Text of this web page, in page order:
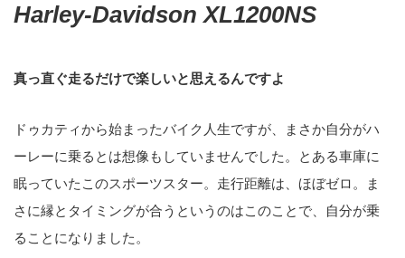
Harley-Davidson XL1200NS
真っ直ぐ走るだけで楽しいと思えるんですよ
ドゥカティから始まったバイク人生ですが、まさか自分がハ
ーレーに乗るとは想像もしていませんでした。とある車庫に
眠っていたこのスポーツスター。走行距離は、ほぼゼロ。ま
さに縁とタイミングが合うというのはこのことで、自分が乗
ることになりました。